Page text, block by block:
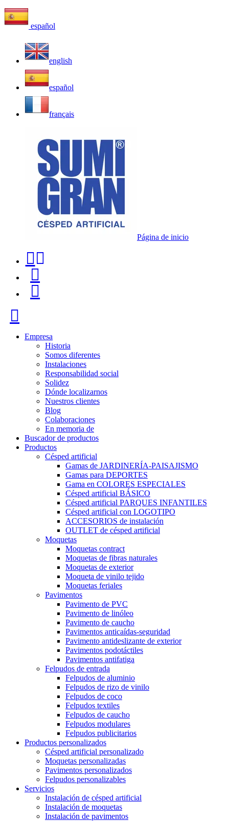
español
english
español
français
Página de inicio
116
96
57
Empresa
Historia
Somos diferentes
Instalaciones
Responsabilidad social
Solidez
Dónde localizarnos
Nuestros clientes
Blog
Colaboraciones
En memoria de
Buscador de productos
Productos
Césped artificial
Gamas de JARDINERÍA-PAISAJISMO
Gamas para DEPORTES
Gama en COLORES ESPECIALES
Césped artificial BÁSICO
Césped artificial PARQUES INFANTILES
Césped artificial con LOGOTIPO
ACCESORIOS de instalación
OUTLET de césped artificial
Moquetas
Moquetas contract
Moquetas de fibras naturales
Moquetas de exterior
Moqueta de vinilo tejido
Moquetas feriales
Pavimentos
Pavimento de PVC
Pavimento de linóleo
Pavimento de caucho
Pavimentos anticaídas-seguridad
Pavimento antideslizante de exterior
Pavimentos podotáctiles
Pavimentos antifatiga
Felpudos de entrada
Felpudos de aluminio
Felpudos de rizo de vinilo
Felpudos de coco
Felpudos textiles
Felpudos de caucho
Felpudos modulares
Felpudos publicitarios
Productos personalizados
Césped artificial personalizado
Moquetas personalizadas
Pavimentos personalizados
Felpudos personalizables
Servicios
Instalación de césped artificial
Instalación de moquetas
Instalación de pavimentos